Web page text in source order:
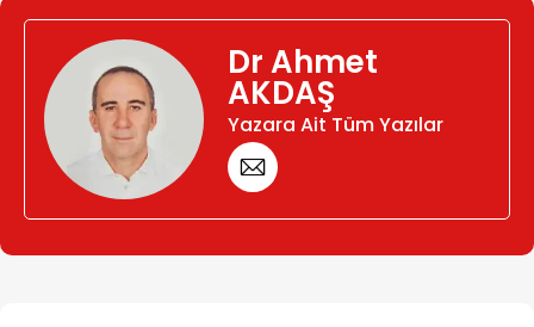
Dr Ahmet
AKDAŞ
Yazara Ait Tüm Yazılar